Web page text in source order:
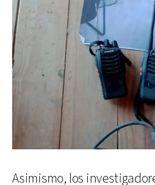
Asimismo, los